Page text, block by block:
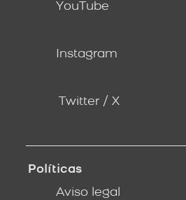
YouTube
Instagram
Twitter / X
Políticas
Aviso legal